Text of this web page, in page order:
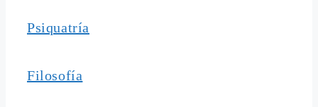
Psiquatría
Filosofía